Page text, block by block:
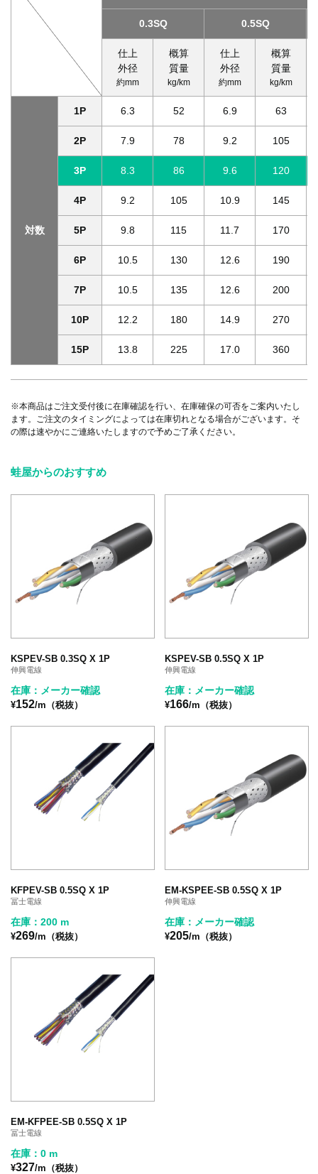
0.3SQ 0.5SQ
仕上
外径
約mm
概算
質量
kg/km
仕上
外径
約mm
概算
質量
kg/km
対数
1P 6.3 52 6.9 63
2P 7.9 78 9.2 105
3P 8.3 86 9.6 120
4P 9.2 105 10.9 145
5P 9.8 115 11.7 170
6P 10.5 130 12.6 190
7P 10.5 135 12.6 200
10P 12.2 180 14.9 270
15P 13.8 225 17.0 360
※本商品はご注文受付後に在庫確認を行い、在庫確保の可否をご案内いたし
ます。ご注文のタイミングによっては在庫切れとなる場合がございます。そ
の際は速やかにご連絡いたしますので予めご了承ください。
蛙屋からのおすすめ
KSPEV-SB 0.3SQ X 1P
伸興電線
在庫：メーカー確認
¥152/m（税抜）
KSPEV-SB 0.5SQ X 1P
伸興電線
在庫：メーカー確認
¥166/m（税抜）
KFPEV-SB 0.5SQ X 1P
冨士電線
在庫：200 m
¥269/m（税抜）
EM-KSPEE-SB 0.5SQ X 1P
伸興電線
在庫：メーカー確認
¥205/m（税抜）
EM-KFPEE-SB 0.5SQ X 1P
冨士電線
在庫：0 m
¥327/m（税抜）